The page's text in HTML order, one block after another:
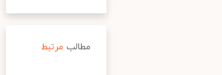
مطالب مرتبط